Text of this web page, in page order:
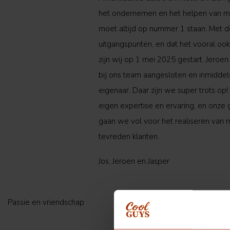
het ondernemen en het helpen van
moet altijd op nummer 1 staan. Met
uitgangspunten, en dat het vooral
zijn wij op 1 mei 2025 gestart.
bij ons team aangesloten en
eigenaar. Daar zijn we super trots
eigen expertise en ervaring, en onze
gaan we vol voor het realiseren van
tevreden klanten.
Jos, Jeroen en Jasper
Passie en vriendschap